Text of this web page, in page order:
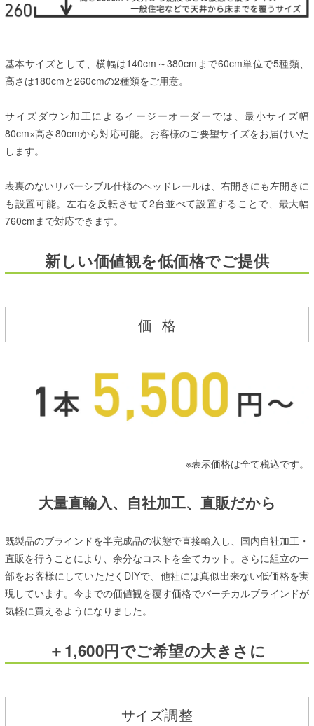
基本サイズとして、横幅は140cm～380cmまで60cm単位で5種類、
高さは180cmと260cmの2種類をご用意。
サイズダウン加工によるイージーオーダーでは、最小サイズ幅
80cm×高さ80cmから対応可能。 お客様のご要望サイズをお届けいた
します。
表裏のないリバーシブル仕様のヘッドレールは、右開きにも左開きに
も設置可能。左右を反転させて2台並べて設置することで、最大幅
760cmまで対応できます。
新しい価値観を低価格でご提供
価 格
※表示価格は全て税込です。
大量直輸入、自社加工、直販だから
既製品のブラインドを半完成品の状態で直接輸入し、国内自社加工・
直販を行うことにより、余分なコストを全てカット。さらに組立の一
部をお客様にしていただくDIYで、他社には真似出来ない低価格を実
現しています。今までの価値観を覆す価格でバーチカルブラインドが
気軽に買えるようになりました。
＋1,600円でご希望の大きさに
サイズ調整